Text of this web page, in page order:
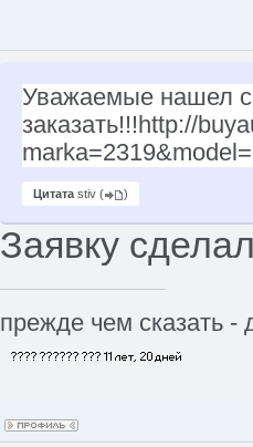
Цитата stiv ( )
Уважаемые нашел
заказать!!!http://
Заявку
прежде чем сказать -